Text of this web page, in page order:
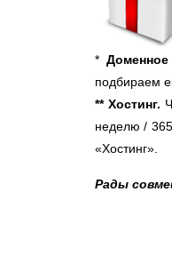
*
подбираем
** Хостинг.
неделю /
«Хостинг».
Рады